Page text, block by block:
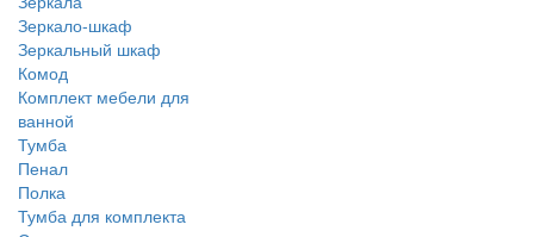
Зеркало-шкаф
Зеркальный шкаф
Комод
Комплект мебели для
ванной
Тумба
Пенал
Полка
Тумба для комплекта